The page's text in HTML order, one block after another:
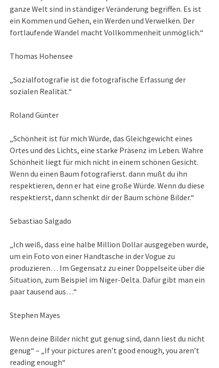
ganze Welt sind in ständiger Veränderung begriffen. Es ist
ein Kommen und Gehen, ein Werden und Verwelken. Der
fortlaufende Wandel macht Vollkommenheit unmöglich.“
Thomas Hohensee
„Sozialfotografie ist die fotografische Erfassung der
sozialen Realität.“
Roland Günter
„Schönheit ist für mich Würde, das Gleichgewicht eines
Ortes und des Lichts, eine starke Präsenz im Leben. Wahre
Schönheit liegt für mich nicht in einem schönen Gesicht.
Wenn du einen Baum fotografierst. dann mußt du ihn
respektieren, denn er hat eine große Würde. Wenn du diese
respektierst, dann schenkt dir der Baum schöne Bilder.“
Sebastiao Salgado
„Ich weiß, dass eine halbe Million Dollar ausgegeben wurde,
um ein Foto von einer Handtasche in der Vogue zu
produzieren… Im Gegensatz zu einer Doppelseite über die
Situation, zum Beispiel im Niger-Delta. Dafür gibt man ein
paar tausend aus…“
Stephen Mayes
Wenn deine Bilder nicht gut genug sind, dann liest du nicht
genug“ – „If your pictures aren’t good enough, you aren’t
reading enough“